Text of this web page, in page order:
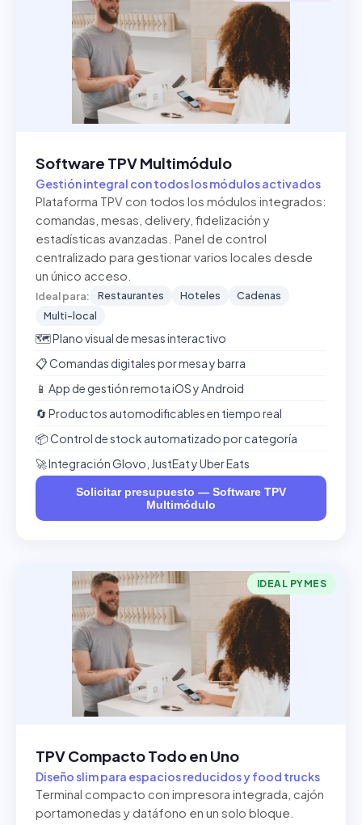
Software TPV Multimódulo
Gestión integral con todos los módulos activados
Plataforma TPV con todos los módulos integrados:
comandas, mesas, delivery, fidelización y
estadísticas avanzadas. Panel de control
centralizado para gestionar varios locales desde
un único acceso.
Ideal para: Restaurantes Hoteles
Cadenas
Multi-local
🗺️ Plano visual de mesas interactivo
📋 Comandas digitales por mesa y barra
📱 App de gestión remota iOS y Android
🔄 Productos automodificables en tiempo real
📦 Control de stock automatizado por categoría
🚀 Integración Glovo, JustEat y Uber Eats
Solicitar presupuesto — Software TPV
Multimódulo
IDEAL PYMES
TPV Compacto Todo en Uno
Diseño slim para espacios reducidos y food trucks
Terminal compacto con impresora integrada, cajón
portamonedas y datáfono en un solo bloque.